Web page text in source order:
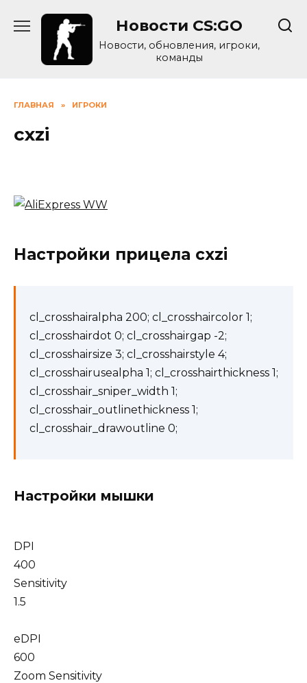
Новости CS:GO
Новости, обновления, игроки,
команды
ГЛАВНАЯ » ИГРОКИ
cxzi
Настройки прицела cxzi
cl_crosshairalpha 200; cl_crosshaircolor 1;
cl_crosshairdot 0; cl_crosshairgap -2;
cl_crosshairsize 3; cl_crosshairstyle 4;
cl_crosshairusealpha 1; cl_crosshairthickness 1;
cl_crosshair_sniper_width 1;
cl_crosshair_outlinethickness 1;
cl_crosshair_drawoutline 0;
Настройки мышки
DPI
400
Sensitivity
1.5
eDPI
600
Zoom Sensitivity